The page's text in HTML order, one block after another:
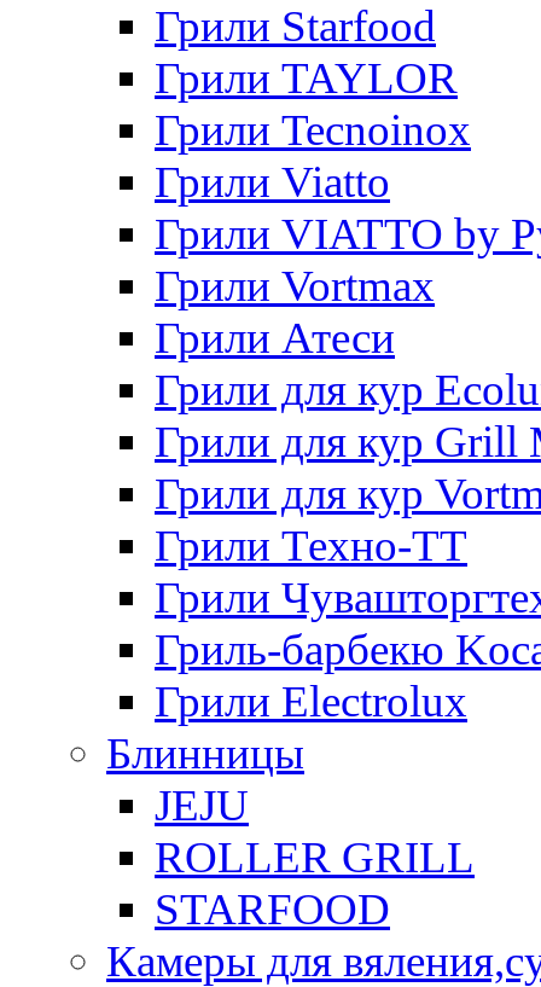
Грили Starfood
Грили TAYLOR
Грили Tecnoinox
Грили Viatto
Грили VIATTO by
Грили Vortmax
Грили Атеси
Грили для кур
Грили для кур Grill
Грили для кур
Грили Техно-ТТ
Грили
Гриль-барбекю
Грили Electrolux
Блинницы
JEJU
ROLLER GRILL
STARFOOD
Камеры для